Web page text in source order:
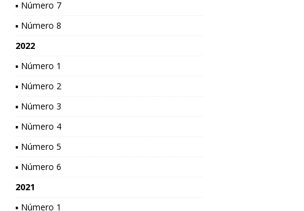
▪ Número 7
▪ Número 8
2022
▪ Número 1
▪ Número 2
▪ Número 3
▪ Número 4
▪ Número 5
▪ Número 6
2021
▪ Número 1